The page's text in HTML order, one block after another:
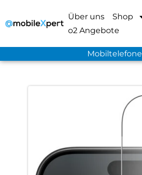
Über uns Shop
o2 Angebote
Mobiltelefone